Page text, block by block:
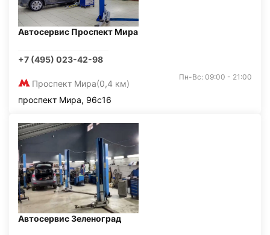
Автосервис Проспект Мира
+7 (495) 023-42-98
Проспект Мира(0,4 км)
Пн-Вс: 09:00 - 21:00
проспект Мира, 96с16
Автосервис Зеленоград